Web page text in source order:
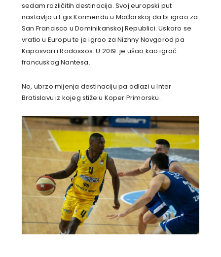
sedam različitih destinacija. Svoj europski put
nastavlja u Egis Kormendu u Mađarskoj da bi igrao za
San Francisco u Dominikanskoj Republici. Uskoro se
vratio u Europu te je igrao za Nizhny Novgorod pa
Kaposvari i Rodossos. U 2019. je ušao kao igrač
francuskog Nantesa.
No, ubrzo mijenja destinaciju pa odlazi u Inter
Bratislavu iz kojeg stiže u Koper Primorsku.